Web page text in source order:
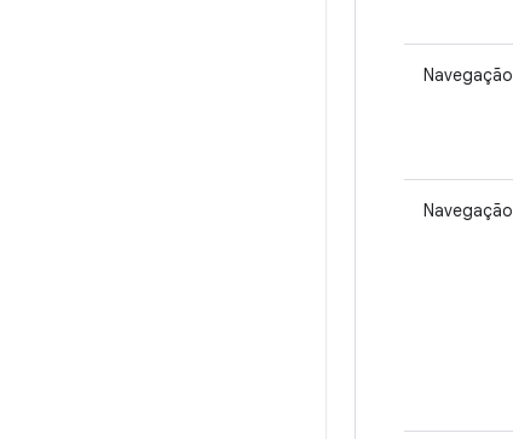
Navegação
Navegação